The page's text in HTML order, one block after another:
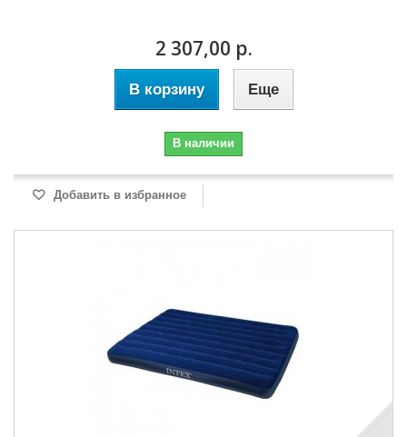
2 307,00 р.
В корзину Еще
В наличии
Добавить в избранное